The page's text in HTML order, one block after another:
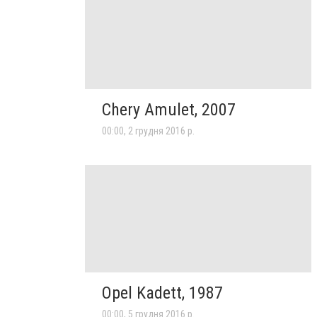
Chery Amulet, 2007
00:00, 2 грудня 2016 р.
Opel Kadett, 1987
00:00, 5 грудня 2016 р.